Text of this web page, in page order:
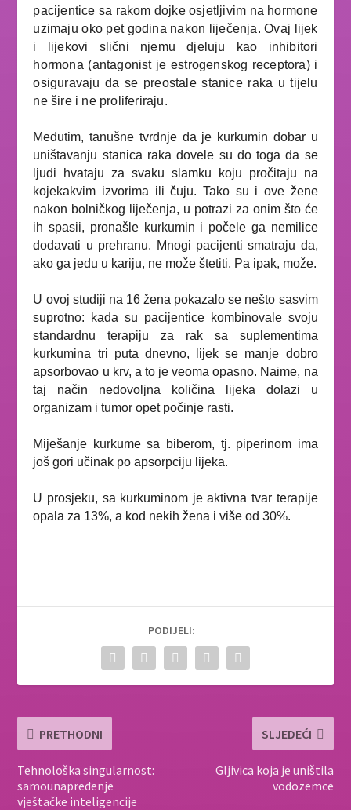
pacijentice sa rakom dojke osjetljivim na hormone
uzimaju oko pet godina nakon liječenja. Ovaj lijek
i lijekovi slični njemu djeluju kao inhibitori
hormona (antagonist je estrogenskog receptora) i
osiguravaju da se preostale stanice raka u tijelu
ne šire i ne proliferiraju.
Međutim, tanušne tvrdnje da je kurkumin dobar u
uništavanju stanica raka dovele su do toga da se
ljudi hvataju za svaku slamku koju pročitaju na
kojekakvim izvorima ili čuju. Tako su i ove žene
nakon bolničkog liječenja, u potrazi za onim što će
ih spasii, pronašle kurkumin i počele ga nemilice
dodavati u prehranu. Mnogi pacijenti smatraju da,
ako ga jedu u kariju, ne može štetiti. Pa ipak, može.
U ovoj studiji na 16 žena pokazalo se nešto sasvim
suprotno: kada su pacijentice kombinovale svoju
standardnu terapiju za rak sa suplementima
kurkumina tri puta dnevno, lijek se manje dobro
apsorbovao u krv, a to je veoma opasno. Naime, na
taj način nedovoljna količina lijeka dolazi u
organizam i tumor opet počinje rasti.
Miješanje kurkume sa biberom, tj. piperinom ima
još gori učinak po apsorpciju lijeka.
U prosjeku, sa kurkuminom je aktivna tvar terapije
opala za 13%, a kod nekih žena i više od 30%.
PODIJELI:
PRETHODNI
Tehnološka singularnost:
samounapređenje
vještačke inteligencije
SLJEDEĆI
Gljivica koja je uništila
vodozemce